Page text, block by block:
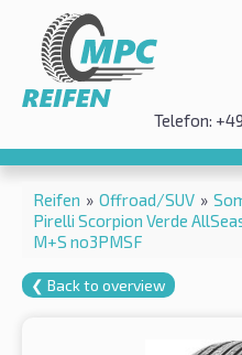
Telefon:
Reifen » Offroad/SUV »
Pirelli Scorpion Verde
M+S no3PMSF
❮ Back to overview